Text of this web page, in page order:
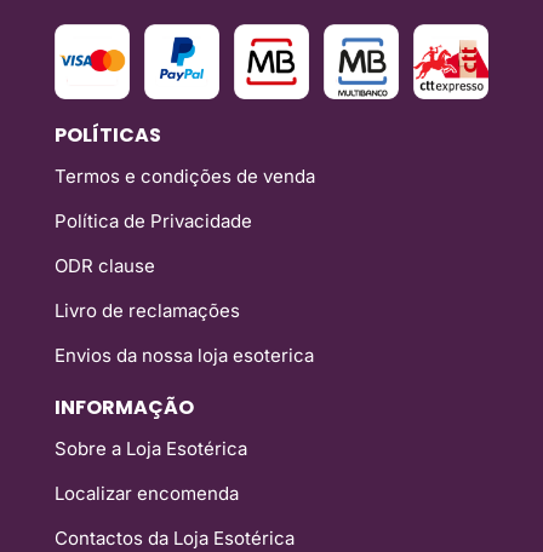
POLÍTICAS
Termos e condições de venda
Política de Privacidade
ODR clause
Livro de reclamações
Envios da nossa loja esoterica
INFORMAÇÃO
Sobre a Loja Esotérica
Localizar encomenda
Contactos da Loja Esotérica